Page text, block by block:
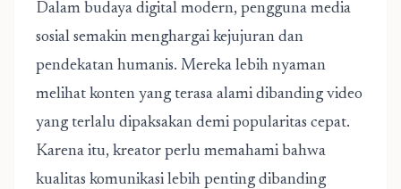
Dalam budaya digital modern, pengguna media
sosial semakin menghargai kejujuran dan
pendekatan humanis. Mereka lebih nyaman
melihat konten yang terasa alami dibanding video
yang terlalu dipaksakan demi popularitas cepat.
Karena itu, kreator perlu memahami bahwa
kualitas komunikasi lebih penting dibanding